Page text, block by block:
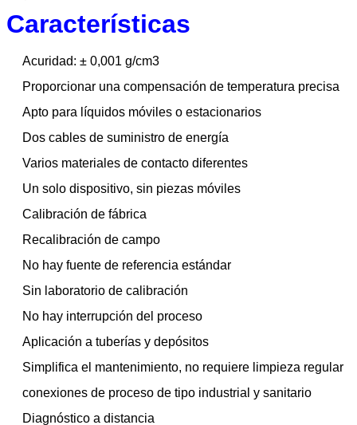
Características
Acuridad: ± 0,001 g/cm3
Proporcionar una compensación de temperatura precisa
Apto para líquidos móviles o estacionarios
Dos cables de suministro de energía
Varios materiales de contacto diferentes
Un solo dispositivo, sin piezas móviles
Calibración de fábrica
Recalibración de campo
No hay fuente de referencia estándar
Sin laboratorio de calibración
No hay interrupción del proceso
Aplicación a tuberías y depósitos
Simplifica el mantenimiento, no requiere limpieza regular
conexiones de proceso de tipo industrial y sanitario
Diagnóstico a distancia